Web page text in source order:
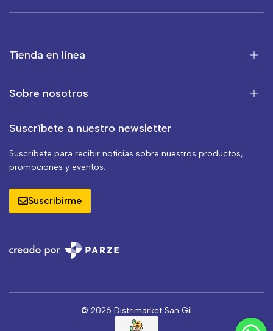
Tienda en línea
Sobre nosotros
Suscríbete a nuestro newsletter
Suscríbete para recibir noticias sobre nuestros productos,
promociones y eventos.
Suscribirme
© 2026 Distrimarket San Gil